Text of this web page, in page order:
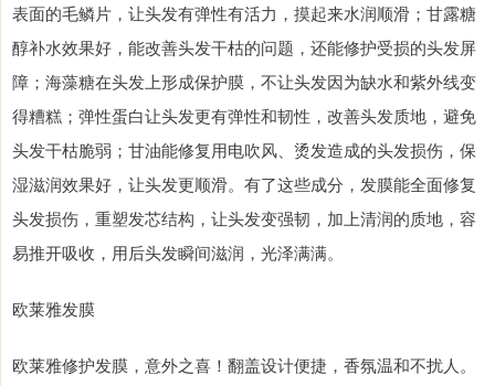
表面的毛鳞片，让头发有弹性有活力，摸起来水润顺滑；甘露糖
醇补水效果好，能改善头发干枯的问题，还能修护受损的头发屏
障；海藻糖在头发上形成保护膜，不让头发因为缺水和紫外线变
得糟糕；弹性蛋白让头发更有弹性和韧性，改善头发质地，避免
头发干枯脆弱；甘油能修复用电吹风、烫发造成的头发损伤，保
湿滋润效果好，让头发更顺滑。有了这些成分，发膜能全面修复
头发损伤，重塑发芯结构，让头发变强韧，加上清润的质地，容
易推开吸收，用后头发瞬间滋润，光泽满满。
欧莱雅发膜
欧莱雅修护发膜，意外之喜！翻盖设计便捷，香氛温和不扰人。